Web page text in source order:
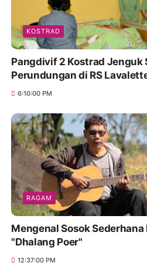
KOSTRAD
Pangdivif 2 Kostrad Jenguk
Perundungan di RS
6:10:00 PM
RAGAM
Mengenal Sosok
"Dhalang Poer"
12:37:00 PM